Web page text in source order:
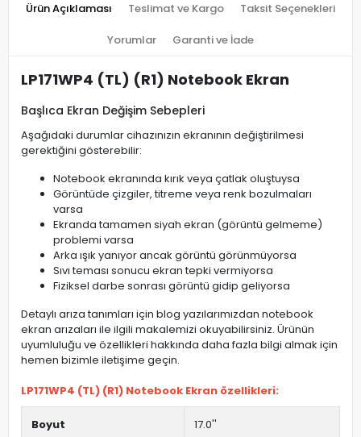
Ürün Açıklaması Teslimat ve Kargo Taksit Seçenekleri
Yorumlar Garanti ve İade
LP171WP4 (TL) (R1) Notebook Ekran
Başlıca Ekran Değişim Sebepleri
Aşağıdaki durumlar cihazınızın ekranının değiştirilmesi
gerektiğini gösterebilir:
Notebook ekranında kırık veya çatlak oluştuysa
Görüntüde çizgiler, titreme veya renk bozulmaları
varsa
Ekranda tamamen siyah ekran (görüntü gelmeme)
problemi varsa
Arka ışık yanıyor ancak görüntü görünmüyorsa
Sıvı teması sonucu ekran tepki vermiyorsa
Fiziksel darbe sonrası görüntü gidip geliyorsa
Detaylı arıza tanımları için blog yazılarımızdan notebook
ekran arızaları ile ilgili makalemizi okuyabilirsiniz. Ürünün
uyumluluğu ve özellikleri hakkında daha fazla bilgi almak için
hemen bizimle iletişime geçin.
LP171WP4 (TL) (R1) Notebook Ekran özellikleri:
Boyut 17.0''